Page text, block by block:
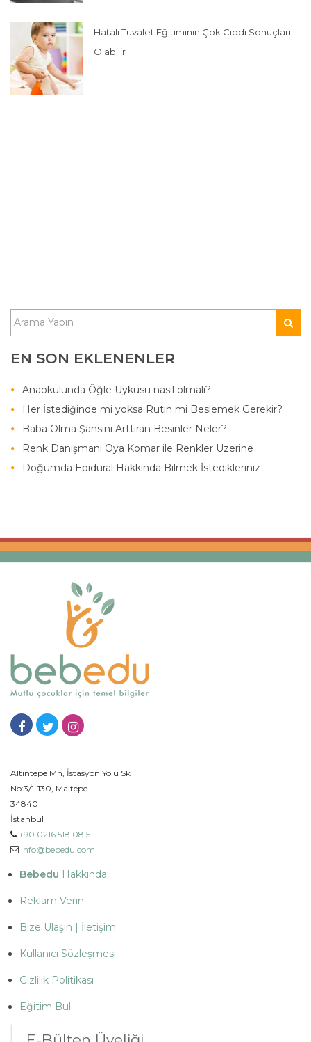
Hatalı Tuvalet Eğitiminin Çok Ciddi Sonuçları
Olabilir
EN SON EKLENENLER
Anaokulunda Öğle Uykusu nasıl olmalı?
Her İstediğinde mi yoksa Rutin mi Beslemek Gerekir?
Baba Olma Şansını Arttıran Besinler Neler?
Renk Danışmanı Oya Komar ile Renkler Üzerine
Doğumda Epidural Hakkında Bilmek İstedikleriniz
Altıntepe Mh, İstasyon Yolu Sk
No:3/1-130, Maltepe
34840
İstanbul
+90 0216 518 08 51
info@bebedu.com
Bebedu Hakkında
Reklam Verin
Bize Ulaşın | İletişim
Kullanıcı Sözleşmesi
Gizlilik Politikası
Eğitim Bul